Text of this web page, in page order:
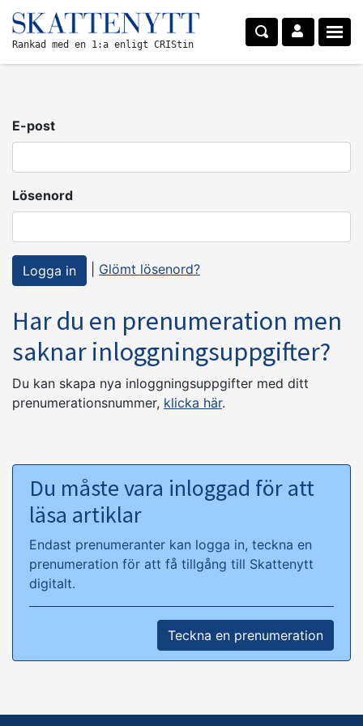
Rankad med en 1:a enligt CRIStin
E-post
Lösenord
Glömt lösenord?
Har du en prenumeration men
saknar inloggningsuppgifter?
Du kan skapa nya inloggningsuppgifter med ditt
prenumerationsnummer, klicka här.
Du måste vara inloggad för att
läsa artiklar
Endast prenumeranter kan logga in, teckna en
prenumeration för att få tillgång till Skattenytt
digitalt.
Teckna en prenumeration